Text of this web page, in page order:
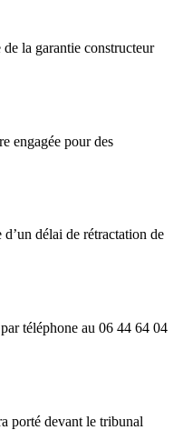
la garantie constructeur
engagée pour des
délai de rétractation de
téléphone au 06 44 64 04
porté devant le tribunal